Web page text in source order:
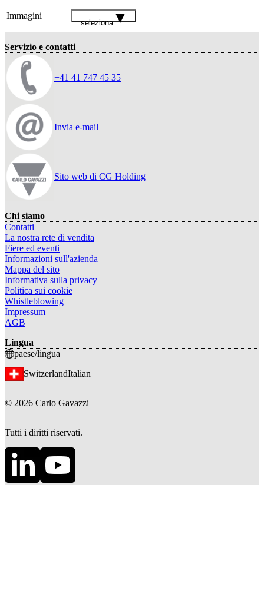
Immagini
seleziona
Servizio e contatti
+41 41 747 45 35
Invia e-mail
Sito web di CG Holding
Chi siamo
Contatti
La nostra rete di vendita
Fiere ed eventi
Informazioni sull'azienda
Mappa del sito
Informativa sulla privacy
Politica sui cookie
Whistleblowing
Impressum
AGB
Lingua
paese/lingua
SwitzerlandItalian
© 2026 Carlo Gavazzi
Tutti i diritti riservati.